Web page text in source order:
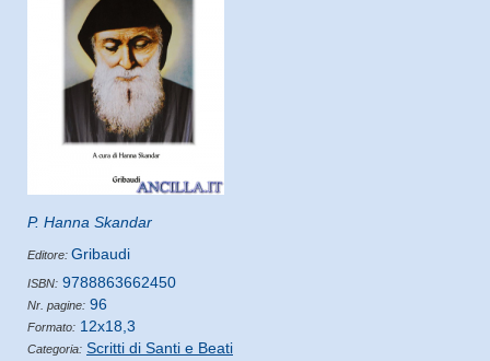
P. Hanna Skandar
Editore: Gribaudi
ISBN: 9788863662450
Nr. pagine: 96
Formato: 12x18,3
Categoria: Scritti di Santi e Beati